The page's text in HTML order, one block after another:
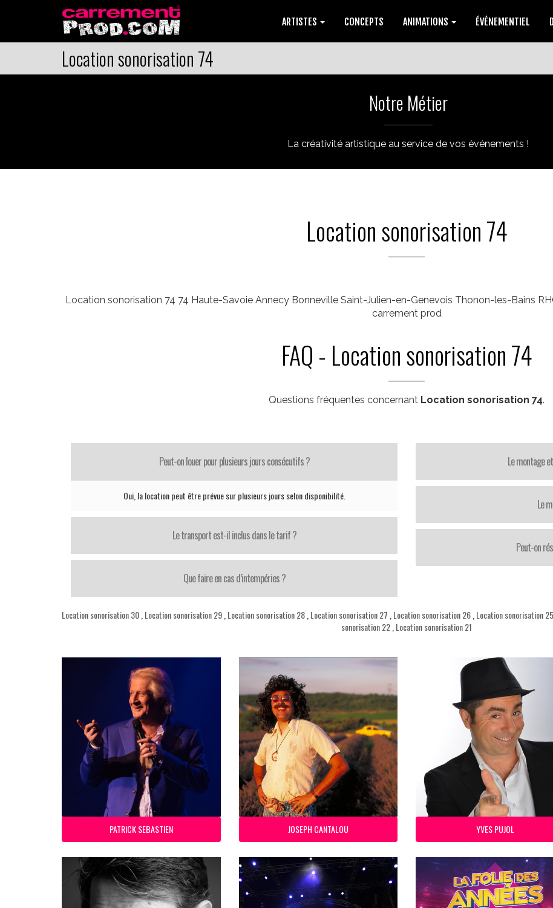
ARTISTES CONCEPTS ANIMATIONS ÉVÉNEMENTIEL
Location sonorisation 74
Notre Métier
La créativité artistique au service de vos événements !
Location sonorisation 74
Location sonorisation 74 74 Haute-Savoie Annecy Bonneville Saint-Julien-en-Genevois Thonon-les-Bains
carrement prod
FAQ - Location sonorisation 74
Questions fréquentes concernant Location sonorisation 74.
Peut-on louer pour plusieurs jours consécutifs ?
Oui, la location peut être prévue sur plusieurs jours selon disponibilité.
Le transport est-il inclus dans le tarif ?
Que faire en cas d’intempéries ?
Le montage
Le
Peut-on
Location sonorisation 30 Location sonorisation 29 Location sonorisation 28 Location sonorisation 27 Location sonorisation 26 Location sonorisation 25
sonorisation 22 Location sonorisation 21
PATRICK SEBASTIEN JOSEPH CANTALOU YVES PUJOL